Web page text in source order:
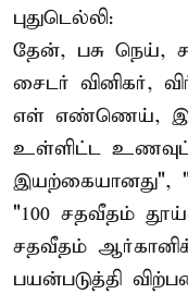
புதுடெல்லி:
தேன், பசு
சைடர் வினிகர்,
எள் எண்ணெய்,
உள்ளிட்ட உணவுப்
இயற்கையானது",
"100 சதவீதம்
சதவீதம்
பயன்படுத்தி